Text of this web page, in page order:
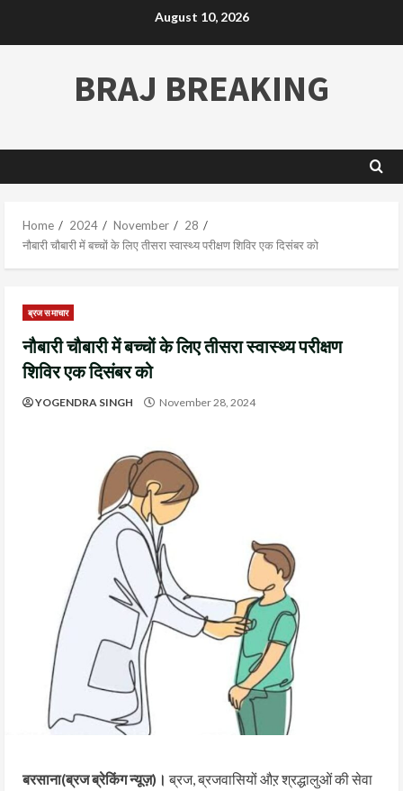
August 10, 2026
BRAJ BREAKING
Home 2024 November
28
नौबारी चौबारी में बच्चों के लिए तीसरा स्वास्थ्य परीक्षण शिविर एक दिसंबर को
ब्रज समाचार
नौबारी चौबारी में बच्चों के लिए तीसरा स्वास्थ्य परीक्षण
शिविर एक दिसंबर को
YOGENDRA SINGH November 28, 2024
बरसाना(ब्रज ब्रेकिंग न्यूज़)।ब्रज, ब्रजवासियों औऱ श्रद्धालुओं की सेवा